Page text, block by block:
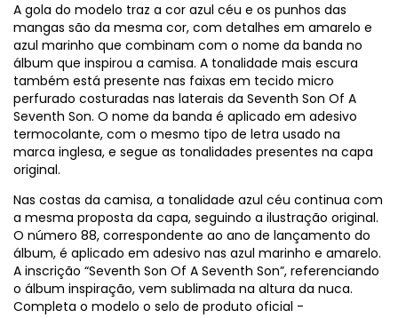
A gola do modelo traz a cor azul céu e os punhos das
mangas são da mesma cor, com detalhes em amarelo e
azul marinho que combinam com o nome da banda no
álbum que inspirou a camisa. A tonalidade mais escura
também está presente nas faixas em tecido micro
perfurado costuradas nas laterais da Seventh Son Of A
Seventh Son. O nome da banda é aplicado em adesivo
termocolante, com o mesmo tipo de letra usado na
marca inglesa, e segue as tonalidades presentes na capa
original.
Nas costas da camisa, a tonalidade azul céu continua com
a mesma proposta da capa, seguindo a ilustração original.
O número 88, correspondente ao ano de lançamento do
álbum, é aplicado em adesivo nas azul marinho e amarelo.
A inscrição “Seventh Son Of A Seventh Son”, referenciando
o álbum inspiração, vem sublimada na altura da nuca.
Completa o modelo o selo de produto oficial -